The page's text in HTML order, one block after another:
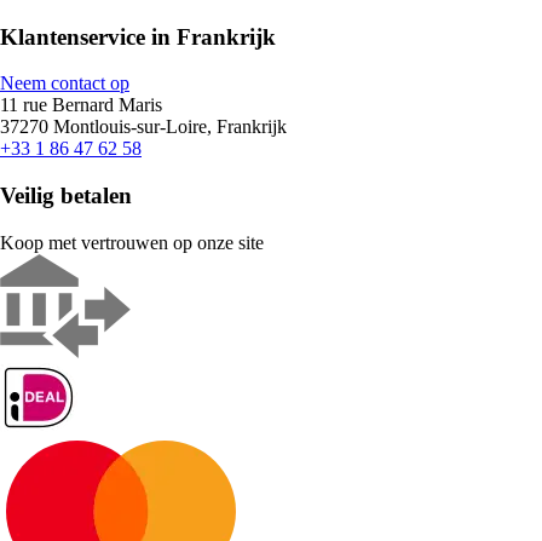
Klantenservice in Frankrijk
Neem contact op
11 rue Bernard Maris
37270 Montlouis-sur-Loire, Frankrijk
+33 1 86 47 62 58
Veilig betalen
Koop met vertrouwen op onze site